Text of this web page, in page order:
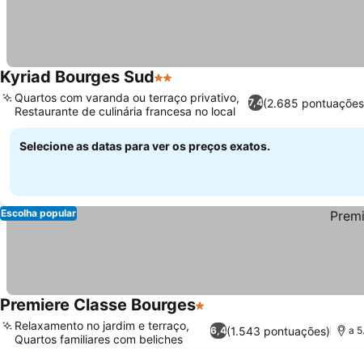
Kyriad Bourges Sud2 Estrelas
7,4(2.685
Quartos com varanda ou terraço privativo,
Restaurante de culinária francesa no local
Selecione as datas para ver os preços exatos.
Escolha popular
Premiere Classe Bourges1 Estrelas
6,4(1.543 pontuações)
Relaxamento no jardim e terraço,
Quartos familiares com beliches
a